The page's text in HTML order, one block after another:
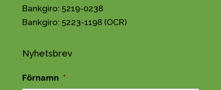
Bankgiro: 5219-0238
Bankgiro: 5223-1198 (OCR)
Nyhetsbrev
Förnamn *